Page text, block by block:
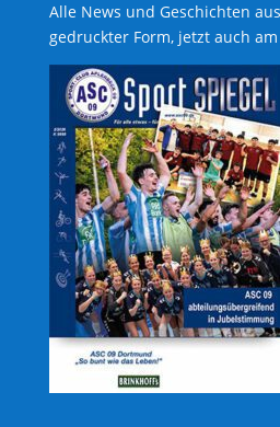
Alle News und Geschichten
gedruckter Form, jetzt auch